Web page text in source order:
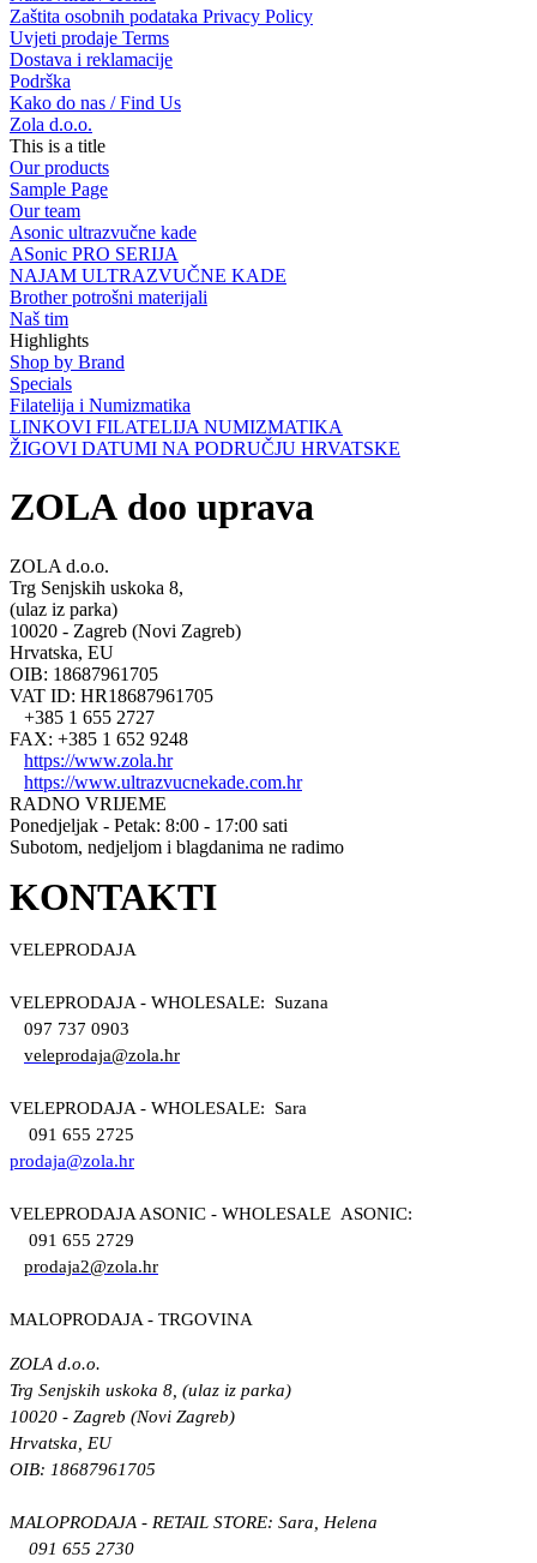
Zaštita osobnih podataka Privacy Policy
Uvjeti prodaje Terms
Dostava i reklamacije
Podrška
Kako do nas / Find Us
Zola d.o.o.
This is a title
Our products
Sample Page
Our team
Asonic ultrazvučne kade
ASonic PRO SERIJA
NAJAM ULTRAZVUČNE KADE
Brother potrošni materijali
Naš tim
Highlights
Shop by Brand
Specials
Filatelija i Numizmatika
LINKOVI FILATELIJA NUMIZMATIKA
ŽIGOVI DATUMI NA PODRUČJU HRVATSKE
ZOLA doo uprava
ZOLA d.o.o.
Trg Senjskih uskoka 8,
(ulaz iz parka)
10020 - Zagreb (Novi Zagreb)
Hrvatska, EU
OIB: 18687961705
VAT ID: HR18687961705
+385 1 655 2727
FAX: +385 1 652 9248
https://www.zola.hr
https://www.ultrazvucnekade.com.hr
RADNO VRIJEME
Ponedjeljak - Petak: 8:00 - 17:00 sati
Subotom, nedjeljom i blagdanima ne radimo
KONTAKTI
VELEPRODAJA
VELEPRODAJA - WHOLESALE: Suzana
097 737 0903
veleprodaja@zola.hr
VELEPRODAJA - WHOLESALE: Sara
091 655 2725
prodaja@zola.hr
VELEPRODAJA ASONIC - WHOLESALE ASONIC:
091 655 2729
prodaja2@zola.hr
MALOPRODAJA - TRGOVINA
ZOLA d.o.o.
Trg Senjskih uskoka 8, (ulaz iz parka)
10020 - Zagreb (Novi Zagreb)
Hrvatska, EU
OIB: 18687961705
MALOPRODAJA - RETAIL STORE: Sara, Helena
091 655 2730